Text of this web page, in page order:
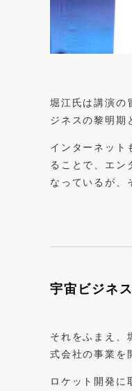
堀江氏は講演の
ジネスの黎明期
インターネット
ることで、エン
なっているが、
宇宙ビジネ
それをふまえ
式会社の事業を
ロケット開発に